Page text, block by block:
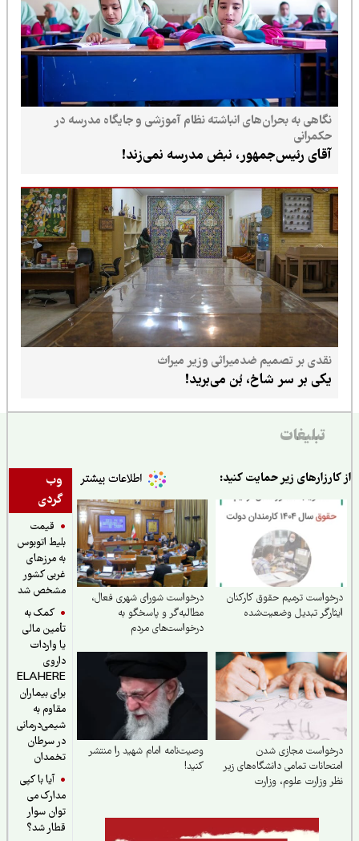
نگاهی به بحران‌های انباشته نظام آموزشی و جایگاه مدرسه در
حکمرانی
آقای رئیس‌جمهور، نبض مدرسه نمی‌زند!
نقدی بر تصمیم ضدمیراثی وزیر میراث
یکی بر سر شاخ، بُن می‌برید!
تبلیغات
وب
گردی
قیمت
بلیط اتوبوس
به مرزهای
غربی کشور
مشخص شد
کمک به
تأمین مالی
یا واردات
ELAHERE
برای بیماران
مقاوم به
شیمی‌درمانی
در سرطان
تخمدان
آیا با کپی
مدارک می
توان سوار
قطار شد؟
زیر حمایت کنید:
ترمیم حقوق کارکنان
تبدیل وضعیت‌شده
درخواست شورای شهری فعال،
مطالبه‌گر و پاسخگو به
درخواست‌های مردم
مجازی شدن
تمامی دانشگاه‌های زیر
وزارت علوم‌، وزارت
وصیت‌نامه امام شهید را منتشر
کنید!